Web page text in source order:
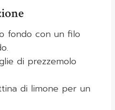
fondo con un filo
di prezzemolo
di limone per un